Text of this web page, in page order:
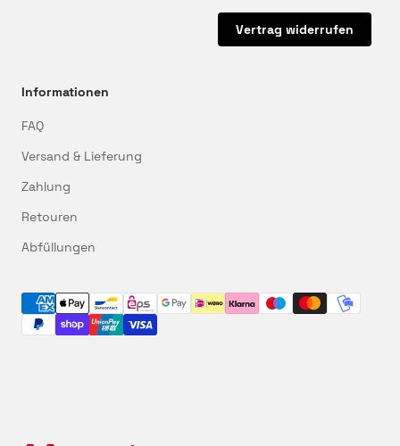
Vertrag widerrufen
Informationen
FAQ
Versand & Lieferung
Zahlung
Retouren
Abfüllungen